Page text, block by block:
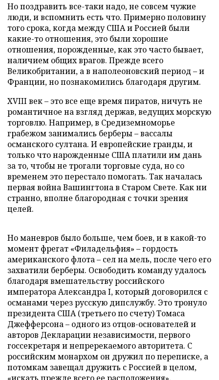
Но поздравить все-таки надо, не совсем чужие
люди, и вспомнить есть что. Примерно половину
того срока, когда между США и Россией были
какие-то отношения, это были хорошие
отношения, порожденные, как это часто бывает,
наличием общих врагов. Прежде всего
Великобритании, а в наполеоновский период – и
Франции, но познакомились благодаря другим.
XVIII век – это все еще время пиратов, ничуть не
романтичное на взгляд держав, ведущих морскую
торговлю. Например, в Средиземноморье
грабежом занимались берберы – вассалы
османского султана. И европейские гранды, и
только что нарожденные США платили им дань
за то, чтобы не трогали торговые суда, но со
временем это перестало помогать. Так началась
первая война Вашингтона в Старом Свете. Как ни
странно, вполне благородная с точки зрения
целей.
Но маневров было больше, чем боев, и в какой-то
момент фрегат «Филадельфия» – гордость
американского флота – сел на мель, после чего его
захватили берберы. Освободить команду удалось
благодаря вмешательству российского
императора Александра I, который договорился с
османами через русскую дипслужбу. Это тронуло
президента США (третьего по счету) Томаса
Джефферсона – одного из отцов-основателей и
авторов Декларации независимости, первого
госсекретаря и непререкаемого авторитета. С
российским монархом он дружил по переписке, а
потомкам завещал дружить с Россией в целом,